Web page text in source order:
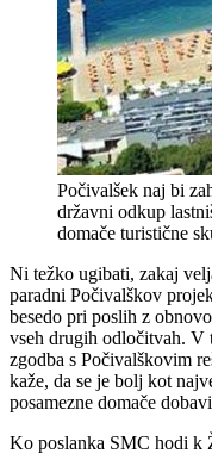
Počivalšek naj bi
državni odkup
domače turistične
Ni težko ugibati, zakaj
paradni Počivalškov
besedo pri poslih z
vseh drugih odločitvah. V
zgodba s Počivalškovim
kaže, da se je bolj kot
posamezne domače
Ko poslanka SMC hodi k